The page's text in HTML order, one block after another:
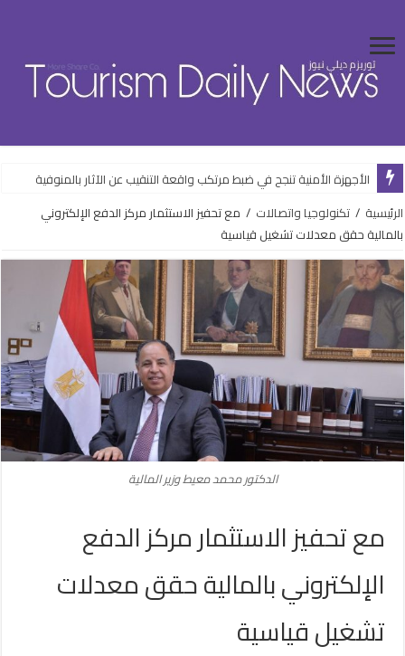
الأجهزة الأمنية تنجح في ضبط مرتكب واقعة التنقيب عن الآثار بالمنوفية
الرئيسية / تكنولوجيا واتصالات / مع تحفيز الاستثمار مركز الدفع الإلكتروني
بالمالية حقق معدلات تشغيل قياسية
الدكتور محمد معيط وزير المالية
مع تحفيز الاستثمار مركز الدفع
الإلكتروني بالمالية حقق معدلات
تشغيل قياسية